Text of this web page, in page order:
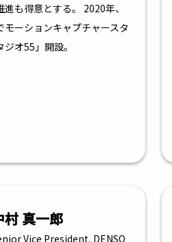
も得意とする。 2020年、
ーションキャプチャースタ
オ55」開設。
村 真一郎
Vice President, DENSO